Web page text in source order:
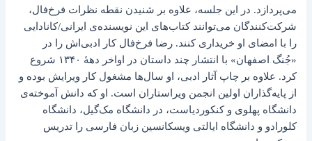
می‌پردازد. در این جلسه، علاوه بر شنیدن نقطه نظرات فرخ‌فال،
شرکت‌کنندگان می‌توانند کتاب‌های این نویسنده‌ی ایرانی/کانادایی
را با امضای او خریداری کنند. رضا فرخ‌فال کار ادبی‌اش را در
«جُنگ اصفهان» با انتشار چند داستان در اواخر دههٔ ۱۳۴۰ شروع
کرد. علاوه بر چاپ آثار ادبی، او سال‌ها مشغول کار ویرایش بوده و
از پایه‌گذاران اولین انجمن ویراستاران است. او که دانش آموخته‌ی
دانشگاه پهلوی و کنکوردیاست، در دانشگاه مک‌گیل، دانشگاه
کلورادو و دانشگاه ایالتی ویسکانسین زبان فارسی را تدریس